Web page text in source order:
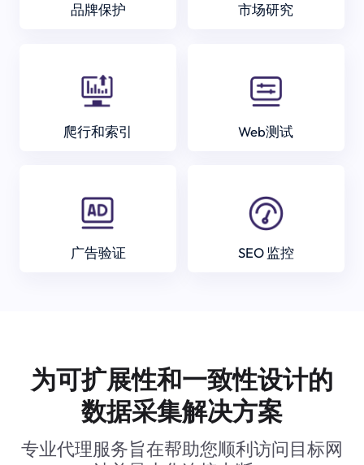
品牌保护 市场研究
爬行和索引 Web测试
广告验证 SEO 监控
为可扩展性和一致性设计的
数据采集解决方案
专业代理服务旨在帮助您顺利访问目标网